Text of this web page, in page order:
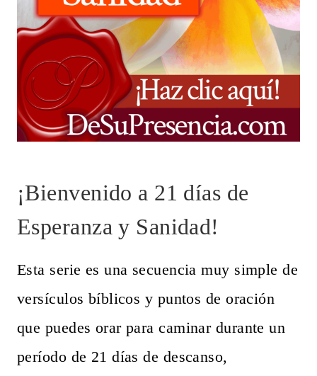
¡Bienvenido a 21 días de
Esperanza y Sanidad!
Esta serie es una secuencia muy simple de
versículos bíblicos y puntos de oración
que puedes orar para caminar durante un
período de 21 días de descanso,